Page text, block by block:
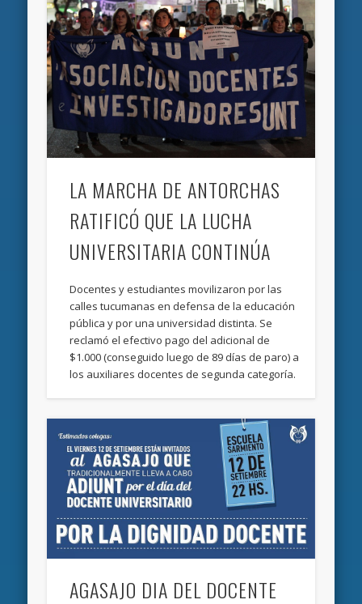
LA MARCHA DE ANTORCHAS
RATIFICÓ QUE LA LUCHA
UNIVERSITARIA CONTINÚA
Docentes y estudiantes movilizaron por las
calles tucumanas en defensa de la educación
pública y por una universidad distinta. Se
reclamó el efectivo pago del adicional de
$1.000 (conseguido luego de 89 días de paro) a
los auxiliares docentes de segunda categoría.
AGASAJO DIA DEL DOCENTE